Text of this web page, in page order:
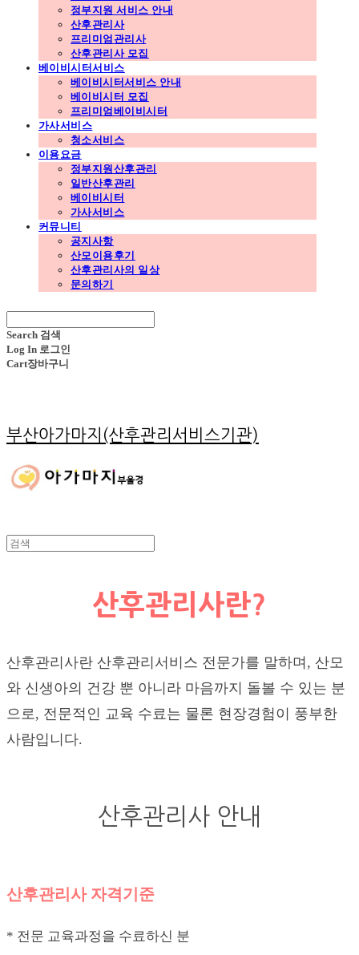
정부지원 서비스 안내
산후관리사
프리미엄관리사
산후관리사 모집
베이비시터서비스
베이비시터서비스 안내
베이비시터 모집
프리미엄베이비시터
가사서비스
청소서비스
이용요금
정부지원산후관리
일반산후관리
베이비시터
가사서비스
커뮤니티
공지사항
산모이용후기
산후관리사의 일상
문의하기
Search 검색
Log In 로그인
Cart장바구니
부산아가마지(산후관리서비스기관)
산후관리사란?
산후관리사란 산후관리서비스 전문가를 말하며, 산모
와 신생아의 건강 뿐 아니라 마음까지 돌볼 수 있는 분
으로, 전문적인 교육 수료는 물론 현장경험이 풍부한
사람입니다.
산후관리사 안내
산후관리사 자격기준
* 전문 교육과정을 수료하신 분